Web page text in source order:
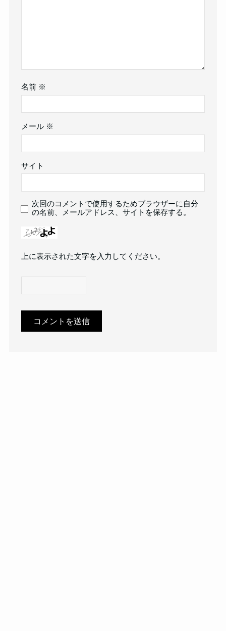
名前 ※
メール ※
サイト
次回のコメントで使用するためブラウザーに自分
の名前、メールアドレス、サイトを保存する。
上に表示された文字を入力してください。